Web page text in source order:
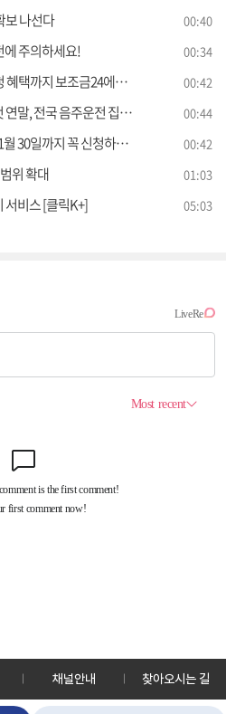
보 나선다 00:40
에 주의하세요! 00:34
보조금24에서 확인 가능 00:42
국 음주운전 집중단속 추진 00:44
일까지 꼭 신청하세요 00:42
위 확대 01:03
서비스 [클릭K+] 05:03
채널안내 찾아오시는 길